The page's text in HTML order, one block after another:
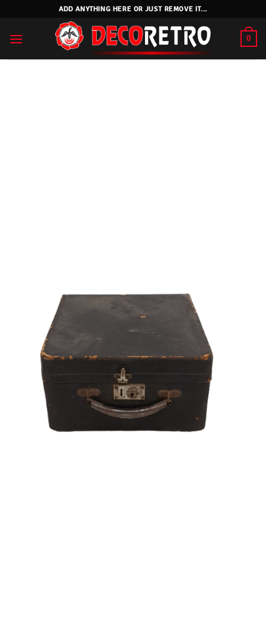
content
ADD ANYTHING HERE OR JUST REMOVE IT...
0